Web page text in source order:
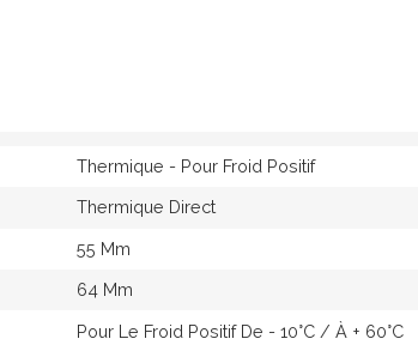
Thermique - Pour Froid Positif
Thermique Direct
55 Mm
64 Mm
Pour Le Froid Positif De - 10°c / À + 60°c